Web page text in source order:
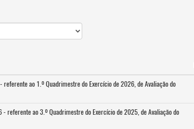
- referente ao 1.º Quadrimestre do Exercício de 2026, de Avaliação do
- referente ao 3.º Quadrimestre do Exercício de 2025, de Avaliação do